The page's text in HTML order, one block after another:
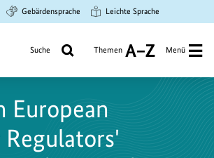
Gebärdensprache Leichte Sprache
Suche Themen
A
Z
Menü
European